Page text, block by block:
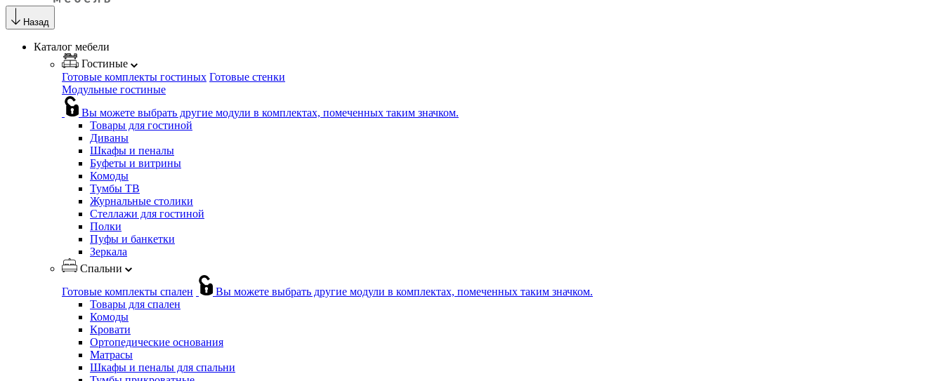
Назад
Каталог мебели
Гостиные
Готовые комплекты гостиных Готовые стенки
Модульные гостиные
Вы можете выбрать другие модули в комплектах, помеченных таким значком.
Товары для гостиной
Диваны
Шкафы и пеналы
Буфеты и витрины
Комоды
Тумбы ТВ
Журнальные столики
Стеллажи для гостиной
Полки
Пуфы и банкетки
Зеркала
Спальни
Готовые комплекты спален
Вы можете выбрать другие модули в комплектах, помеченных таким значком.
Товары для спален
Комоды
Кровати
Ортопедические основания
Матрасы
Шкафы и пеналы для спальни